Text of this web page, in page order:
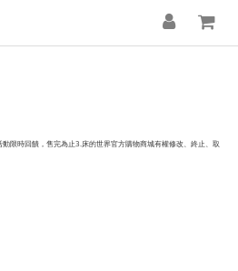
限時回饋，售完為止3.床的世界官方購物商城有權修改、終止、取